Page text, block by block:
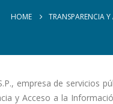
HOME TRANSPARENCIA
empresa de servicios
y Acceso a la